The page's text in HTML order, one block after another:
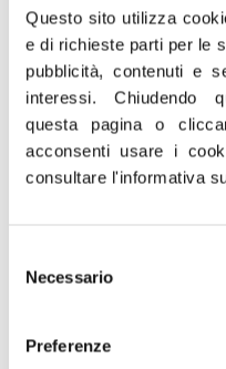
Questo sito utilizza
e di richieste parti per le
pubblicità, contenuti e
interessi.Chiudendo
questa pagina o
acconsenti usare i
consultare l'informativa
delNecessario
Preferenze
Calabria.
antimafia.
dimettere
antimafia per protestare
e inqualificabili
Santelli e verso tutti i